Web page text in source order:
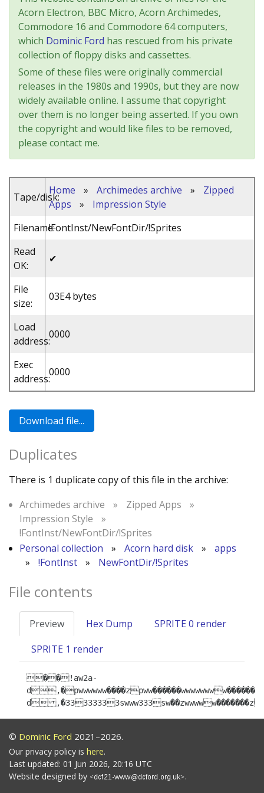
Acorn Electron, BBC Micro, Acorn Archimedes,
Commodore 16 and Commodore 64 computers,
which Dominic Ford has rescued from his private
collection of floppy disks and cassettes.
Some of these files were originally commercial
releases in the 1980s and 1990s, but they are now
widely available online. I assume that copyright
over them is no longer being asserted. If you own
the copyright and would like files to be removed,
please contact me.
Tape/disk:
Home » Archimedes archive »
Zipped
Apps
»
Impression Style
Filename:!FontInst/NewFontDir/!Sprites
Read
OK:
✔
File
size:
03E4 bytes
Load
address:
0000
Exec
address:
0000
Duplicates
There is 1 duplicate copy of this file in the archive:
Archimedes archive
» Zipped Apps
»
Impression Style
»
!FontInst/NewFontDir/!Sprites
Personal collection
» Acorn hard disk »
apps
»
!FontInst » NewFontDir/!Sprites
File contents
Preview Hex Dump
SPRITE 0 render
SPRITE 1 render
��!aw2a-
d,�pwwwwww����zpww������wwwwwwww���������������ww���������wwww��ww���������z�����ww���������z�����ww���������zww���ww���������z�����ww���������z�����ww���������z�����ww���������ww����ww���������������wwwwwwwwwwwwwwwwww������������������������������������������������������������������������������������������������������������������������������������������������������������������������������������������������������������������������������������������������������������������Osm!aw2a-
d,�
© Dominic Ford 2021–2026.
Our privacy policy is here.
Last updated: 01 Jun 2026, 20:16 UTC
Website designed by
.